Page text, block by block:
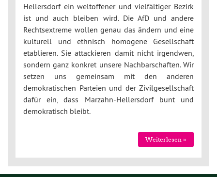
Hellersdorf ein weltoffener und vielfältiger Bezirk
ist und auch bleiben wird. Die AfD und andere
Rechtsextreme wollen genau das ändern und eine
kulturell und ethnisch homogene Gesellschaft
etablieren. Sie attackieren damit nicht irgendwen,
sondern ganz konkret unsere Nachbarschaften. Wir
setzen uns gemeinsam mit den anderen
demokratischen Parteien und der Zivilgesellschaft
dafür ein, dass Marzahn-Hellersdorf bunt und
demokratisch bleibt.
Weiterlesen »